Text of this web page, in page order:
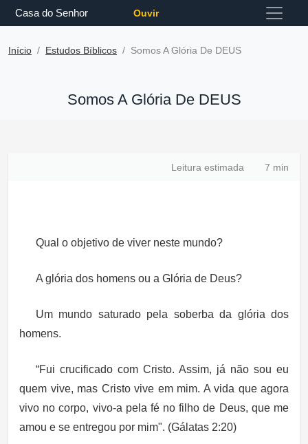
Casa do Senhor Ouvir
Início Estudos Bíblicos Somos A Glória De DEUS
Somos A Glória De DEUS
Leitura estimada 7 min
Qual o objetivo de viver neste mundo?
A glória dos homens ou a Glória de Deus?
Um mundo saturado pela soberba da glória dos
homens.
“Fui crucificado com Cristo. Assim, já não sou eu
quem vive, mas Cristo vive em mim. A vida que agora
vivo no corpo, vivo-a pela fé no filho de Deus, que me
amou e se entregou por mim". (Gálatas 2:20)